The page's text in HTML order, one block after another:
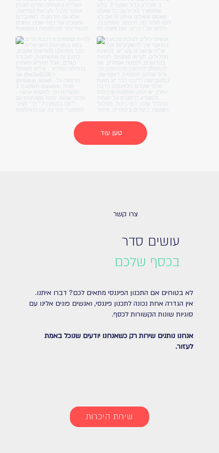
טען עוד
צרו קשר
עושים סדר
בכסף שלכם
לא בטוחים אם התכנון הפיננסי מתאים לכם? דברו איתנו.
אין הגדרה אחת נכונה לתכנון פיננסי, ואנשים פונים אלינו עם
סוגיות שונות הקשורות לכסף.
אנחנו נותנים שירות רק כשאנחנו יודעים שנוכל באמת
לעזור.
שיחת היכרות